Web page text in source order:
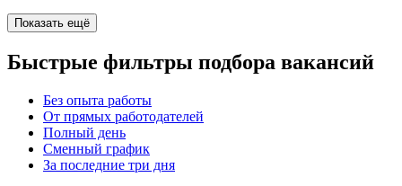
Показать ещё
Быстрые фильтры подбора вакансий
Без опыта работы
От прямых работодателей
Полный день
Сменный график
За последние три дня